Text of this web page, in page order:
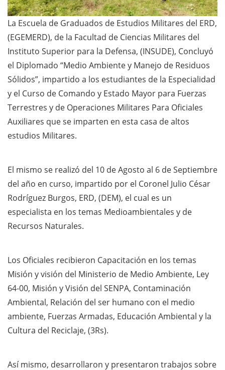
La Escuela de Graduados de Estudios Militares del ERD,
(EGEMERD), de la Facultad de Ciencias Militares del
Instituto Superior para la Defensa, (INSUDE), Concluyó
el Diplomado “Medio Ambiente y Manejo de Residuos
Sólidos”, impartido a los estudiantes de la Especialidad
y el Curso de Comando y Estado Mayor para Fuerzas
Terrestres y de Operaciones Militares Para Oficiales
Auxiliares que se imparten en esta casa de altos
estudios Militares.
El mismo se realizó del 10 de Agosto al 6 de Septiembre
del año en curso, impartido por el Coronel Julio César
Rodríguez Burgos, ERD, (DEM), el cual es un
especialista en los temas Medioambientales y de
Recursos Naturales.
Los Oficiales recibieron Capacitación en los temas
Misión y visión del Ministerio de Medio Ambiente, Ley
64-00, Misión y Visión del SENPA, Contaminación
Ambiental, Relación del ser humano con el medio
ambiente, Fuerzas Armadas, Educación Ambiental y la
Cultura del Reciclaje, (3Rs).
Así mismo, desarrollaron y presentaron trabajos sobre